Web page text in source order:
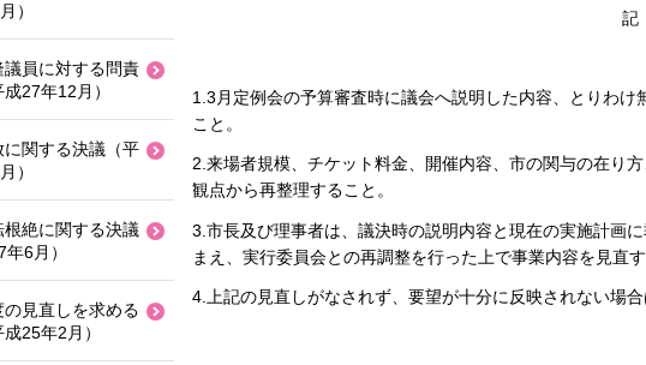
記
1.3月定例会の予算審査時に議会へ説明した内容、とりわ
こと。
2.来場者規模、チケット料金、開催内容、市の関与の在り
観点から再整理すること。
3.市長及び理事者は、議決時の説明内容と現在の実施計画
まえ、実行委員会との再調整を行った上で事業内容を見直す
4.上記の見直しがなされず、要望が十分に反映されない場
）
議員に対する問責
27年12月）
に関する決議（平
）
根絶に関する決議
年6月）
の見直しを求める
25年2月）